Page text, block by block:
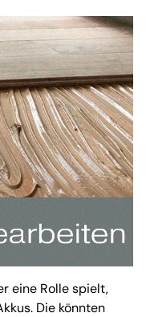
eine Rolle spielt,
Die könnten